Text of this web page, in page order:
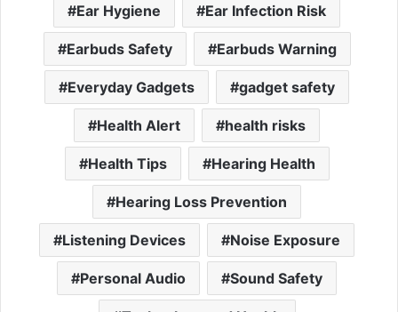
Ear Hygiene Ear Infection Risk
Earbuds Safety Earbuds Warning
Everyday Gadgets gadget safety
Health Alert health risks
Health Tips Hearing Health
Hearing Loss Prevention
Listening Devices Noise Exposure
Personal Audio Sound Safety